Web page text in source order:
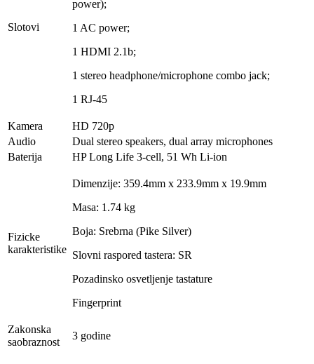
Slotovi
power);
1 AC power;
1 HDMI 2.1b;
1 stereo headphone/microphone combo jack;
1 RJ-45
Kamera
HD 720p
Audio
Dual stereo speakers, dual array microphones
Baterija
HP Long Life 3-cell, 51 Wh Li-ion
Fizicke
karakteristike
Dimenzije: 359.4mm x 233.9mm x 19.9mm
Masa: 1.74 kg
Boja: Srebrna (Pike Silver)
Slovni raspored tastera: SR
Pozadinsko osvetljenje tastature
Fingerprint
Zakonska
saobraznost
3 godine